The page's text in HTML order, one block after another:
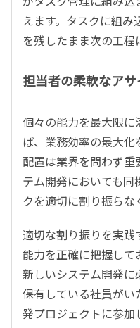
えます。タスクに組み
を残したまま次の工程
担当者の柔軟なア
個々の能力を最大限
ば、業務効率の最大
配置は業界を問わず
テム開発においても
クを適切に割り振らな
適切な割り振りを実践
能力を正確に把握して
新しいシステム開発に
保有している社員がい
発プロジェクトに参加